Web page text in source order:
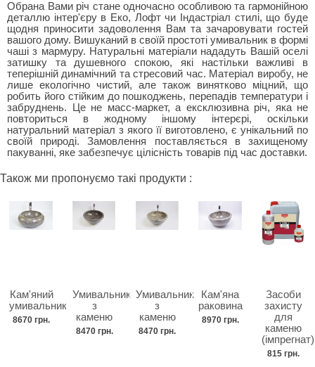
Обрана Вами річ стане одночасно особливою та гармонійною
деталлю інтер'єру в Еко, Лофт чи Індастріал стилі, що буде
щодня приносити задоволення Вам та зачаровувати гостей
вашого дому. Вишуканий в своїй простоті умивальник в формі
чаші з мармуру. Натуральні матеріали нададуть Вашій оселі
затишку та душевного спокою, які настільки важливі в
теперішній динамічний та стресовий час. Матеріал виробу, не
лише екологічно чистий, але також винятково міцний, що
робить його стійким до пошкоджень, перепадів температури і
забруднень. Це не масс-маркет, а ексклюзивна річ, яка не
повториться в жодному іншому інтерєрі, оскільки
натуральний матеріал з якого її виготовлено, є унікальний по
своїй природі. Замовлення поставляється в захищеному
пакуванні, яке забезпечує цілісність товарів під час доставки.
Також ми пропонуємо такі продукти :
Кам'яний
умивальник
8670 грн.
Умивальник
з
каменю
8470 грн.
Умивальник
з
каменю
8470 грн.
Кам'яна
раковина
8970 грн.
Засоби
захисту
для
каменю
(імпрегнат)
815 грн.